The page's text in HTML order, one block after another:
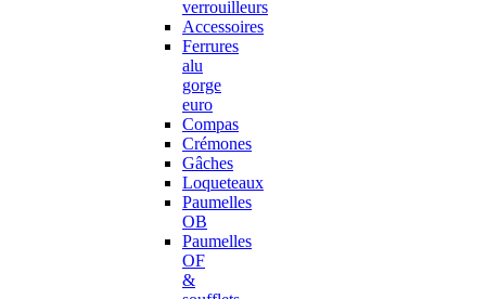
verrouilleurs
Accessoires
Ferrures
alu
gorge
euro
Compas
Crémones
Gâches
Loqueteaux
Paumelles
OB
Paumelles
OF
&